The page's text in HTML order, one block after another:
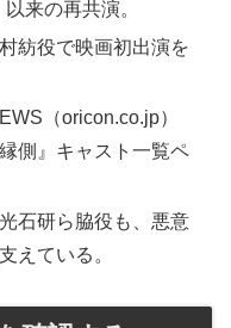
来の再共演。
紡役で映画初出演を
（oricon.co.jp）
側』キャスト一覧ペ
石研ら脇役も、悪意
えている。